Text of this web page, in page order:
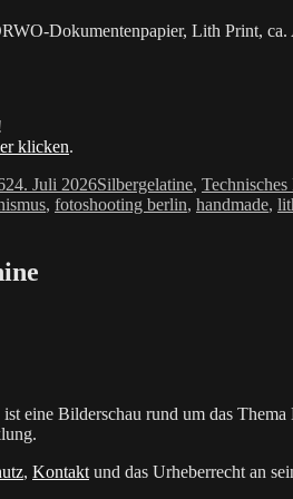
Dokumentenpapier, Lith Print, ca.
klicken.
24. Juli 2026Kategorien
Silbergelatine,
, fotoshooting berlin, handmade,
eine Bilderschau rund um das
, Kontakt und das Urheberrecht an